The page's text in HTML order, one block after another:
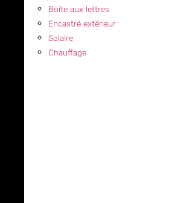
Boîte aux lettres
Encastré extérieur
Solaire
Chauffage